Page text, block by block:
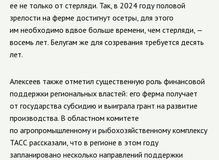
ее не только от стерляди. Так, в 2024 году половой
зрелости на ферме достигнут осетры, для этого
им необходимо вдвое больше времени, чем стерляди, —
восемь лет. Белугам же для созревания требуется десять
лет.
Алексеев также отметил существенную роль финансовой
поддержки региональных властей: его ферма получает
от государства субсидию и выиграла грант на развитие
производства. В областном комитете
по агропромышленному и рыбохозяйственному комплексу
ТАСС рассказали, что в регионе в этом году
запланировано несколько направлений поддержки